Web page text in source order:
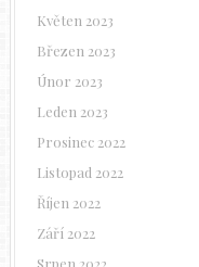
Květen 2023
Březen 2023
Únor 2023
Leden 2023
Prosinec 2022
Listopad 2022
Říjen 2022
Září 2022
Srpen 2022